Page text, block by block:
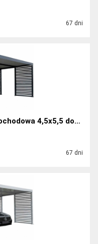
67 dni
CarPort PREMIUM - wiata samochodowa 4,5x5,5 dodatk...
67 dni